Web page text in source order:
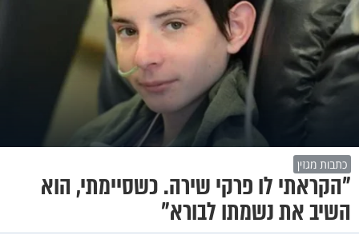
כתבות מגזין
"הקראתי לו פרקי שירה. כשסיימתי, הוא
השיב את נשמתו לבורא"